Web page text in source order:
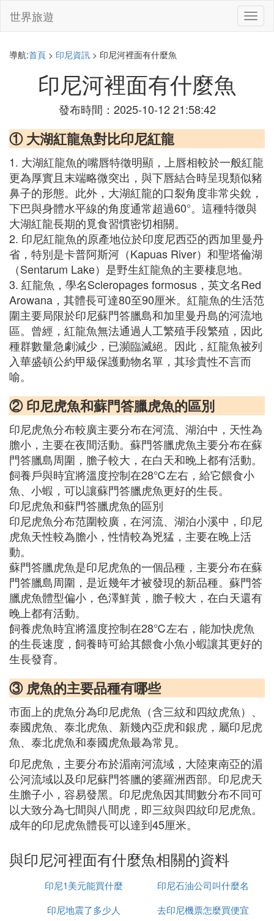
切
換
世界旅遊
導航:首頁 > 印尼資訊 > 印尼河裡面有什麼魚
印尼河裡面有什麼魚
發布時間：2025-10-12 21:58:42
① 大湖紅龍魚對比印尼紅龍
1. 大湖紅龍魚的嘴唇特徵明顯，上唇相較於一般紅龍
更為厚實且末端略微突出，與下唇結合時呈現類似豬
鼻子的形態。此外，大湖紅龍的口裂角度非常尖銳，
下巴與身體水平線的角度通常超過60°。這種特徵與
大湖紅龍長期的覓食習慣密切相關。
2. 印尼紅龍魚的原產地位於印度尼西亞的西加里曼丹
省，特別是卡普阿斯河（Kapuas River）和聖塔倫湖
（Sentarum Lake）是野生紅龍魚的主要棲息地。
3. 紅龍魚，學名Scleropages formosus，英文名Red
Arowana，其體長可達80至90厘米。紅龍魚的生活范
圍主要局限於印尼蘇門答臘島和加里曼丹島的河流地
區。曾經，紅龍魚無法通過人工繁殖手段繁殖，因此
種群數量急劇減少，已瀕臨滅絕。因此，紅龍魚被列
入華盛頓公約甲級保護動物名單，其珍貴性不言而
喻。
② 印尼虎魚和蘇門答臘虎魚的區別
印尼虎魚分布較廣主要分布在河流、湖泊中，天性為
膽小，主要在夜間活動。蘇門答臘虎魚主要分布在蘇
門答臘島周圍，膽子較大，在白天和晚上都有活動。
飼養戶與時宜將溫度控制在28℃左右，給它餵食小
魚、小蝦，可以讓蘇門答臘虎魚更好的生長。
印尼虎魚和蘇門答臘虎魚的區別
印尼虎魚分布范圍較廣，在河流、湖泊小溪中，印尼
虎魚天性較為膽小，性情較為兇猛，主要在晚上活
動。
蘇門答臘虎魚是印尼虎魚的一個品種，主要分布在蘇
門答臘島周圍，是近幾年才被發現的新品種。蘇門答
臘虎魚體型偏小，色澤鮮黃，膽子較大，在白天還有
晚上都有活動。
飼養虎魚時宜將溫度控制在28℃左右，能加快虎魚
的生長速度，飼養時可給其餵食小魚小蝦讓其更好的
生長發育。
③ 虎魚的主要品種有哪些
市面上的虎魚分為印尼虎魚（含三紋和四紋虎魚）、
泰國虎魚、泰北虎魚、新幾內亞虎和銀虎，屬印尼虎
魚、泰北虎魚和泰國虎魚最為常見。
印尼虎魚，主要分布於湄南河流域，大陸東南亞的湄
公河流域以及印尼蘇門答臘的婆羅洲西部。印尼虎天
生膽子小，容易發黑。印尼虎魚因其間數分布不同可
以大致分為七間與八間虎，即三紋與四紋印尼虎魚。
成年的印尼虎魚體長可以達到45厘米。
與印尼河裡面有什麼魚相關的資料
印尼1美元能買什麼
印尼石油公司叫什麼名
字
印尼地震了多少人
去印尼機票怎麼買便宜